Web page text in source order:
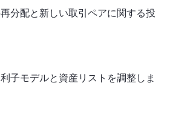
分配と新しい取引ペアに関する投
子モデルと資産リストを調整しま